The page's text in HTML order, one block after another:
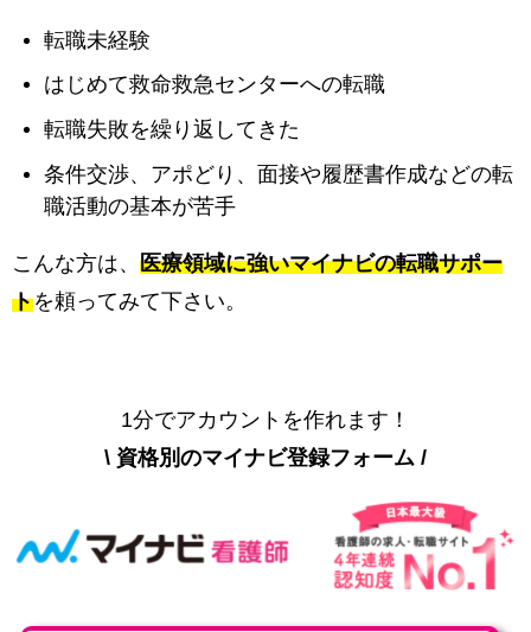
転職未経験
はじめて救命救急センターへの転職
転職失敗を繰り返してきた
条件交渉、アポどり、面接や履歴書作成などの転
職活動の基本が苦手
こんな方は、 医療領域に強いマイナビの転職サポー
トを頼ってみて下さい。
1分でアカウントを作れます！
\ 資格別のマイナビ登録フォーム /